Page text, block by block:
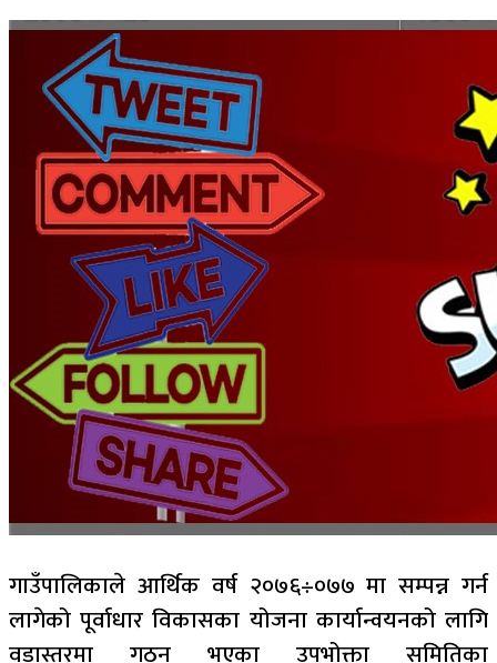
गाउँपालिकाले आर्थिक वर्ष २०७६÷०७७ मा सम्पन्न गर्न
लागेको पूर्वाधार विकासका योजना कार्यान्वयनको लागि
वडास्तरमा गठन भएका उपभोक्ता समितिका